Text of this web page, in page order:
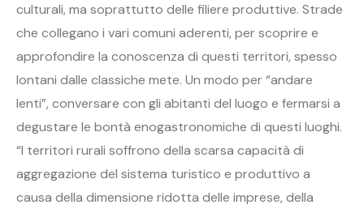
culturali, ma soprattutto delle filiere produttive. Strade
che collegano i vari comuni aderenti, per scoprire e
approfondire la conoscenza di questi territori, spesso
lontani dalle classiche mete. Un modo per “andare
lenti”, conversare con gli abitanti del luogo e fermarsi a
degustare le bontà enogastronomiche di questi luoghi.
“I territori rurali soffrono della scarsa capacità di
aggregazione del sistema turistico e produttivo a
causa della dimensione ridotta delle imprese, della